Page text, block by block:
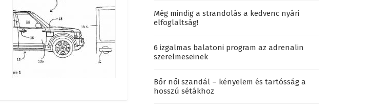
Még mindig a strandolás a kedvenc nyári
elfoglaltság!
6 izgalmas balatoni program az adrenalin
szerelmeseinek
Bőr női szandál – kényelem és tartósság a
hosszú sétákhoz